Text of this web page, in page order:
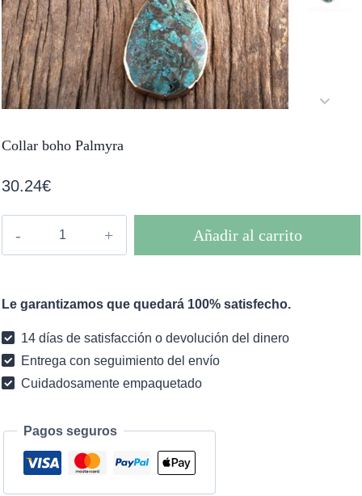
Collar boho Palmyra
30.24€
Añadir al carrito
Le garantizamos que quedará 100% satisfecho.
14 días de satisfacción o devolución del dinero
Entrega con seguimiento del envío
Cuidadosamente empaquetado
Pagos seguros